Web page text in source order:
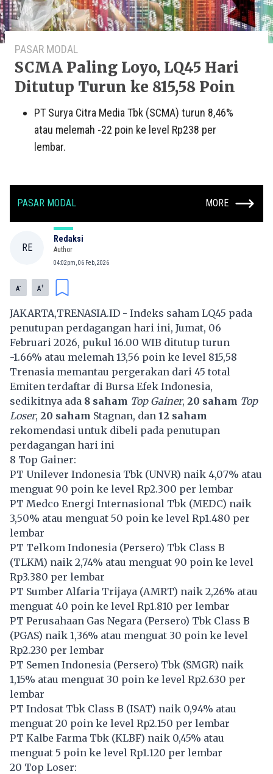
PASAR MODAL
SCMA Paling Loyo, LQ45 Hari
Ditutup Turun ke 815,58 Poin
PT Surya Citra Media Tbk (SCMA) turun 8,46%
atau melemah -22 poin ke level Rp238 per
lembar.
PASAR MODAL MORE
RE
Redaksi
Author
04:02pm, 06 Feb, 2026
A- A+
JAKARTA,TRENASIA.ID - Indeks saham LQ45 pada
penutupan perdagangan hari ini, Jumat, 06
Februari 2026, pukul 16.00 WIB ditutup turun
-1.66% atau melemah 13,56 poin ke level 815,58
Trenasia memantau pergerakan dari 45 total
Emiten terdaftar di Bursa Efek Indonesia,
sedikitnya ada 8 saham Top Gainer, 20 saham Top
Loser, 20 saham Stagnan, dan 12 saham
rekomendasi untuk dibeli pada penutupan
perdagangan hari ini
8 Top Gainer:
PT Unilever Indonesia Tbk (UNVR) naik 4,07% atau
menguat 90 poin ke level Rp2.300 per lembar
PT Medco Energi Internasional Tbk (MEDC) naik
3,50% atau menguat 50 poin ke level Rp1.480 per
lembar
PT Telkom Indonesia (Persero) Tbk Class B
(TLKM) naik 2,74% atau menguat 90 poin ke level
Rp3.380 per lembar
PT Sumber Alfaria Trijaya (AMRT) naik 2,26% atau
menguat 40 poin ke level Rp1.810 per lembar
PT Perusahaan Gas Negara (Persero) Tbk Class B
(PGAS) naik 1,36% atau menguat 30 poin ke level
Rp2.230 per lembar
PT Semen Indonesia (Persero) Tbk (SMGR) naik
1,15% atau menguat 30 poin ke level Rp2.630 per
lembar
PT Indosat Tbk Class B (ISAT) naik 0,94% atau
menguat 20 poin ke level Rp2.150 per lembar
PT Kalbe Farma Tbk (KLBF) naik 0,45% atau
menguat 5 poin ke level Rp1.120 per lembar
20 Top Loser: